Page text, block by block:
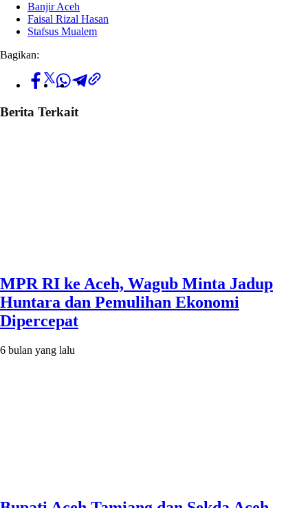
Banjir Aceh
Faisal Rizal Hasan
Stafsus Mualem
Bagikan:
Berita Terkait
MPR RI ke Aceh, Wagub Minta Jadup
Huntara dan Pemulihan Ekonomi
Dipercepat
6 bulan yang lalu